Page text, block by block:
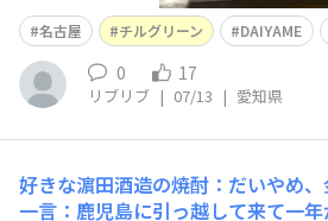
名古屋 チルグリーン DAIYAME
0 17
リブリブ | 07/13 | 愛知県
好きな濵田酒造の焼酎：だいやめ
一言：鹿児島に引っ越して来て一